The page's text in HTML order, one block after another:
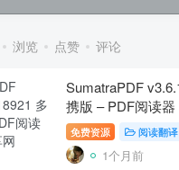
浏览 点赞 评论
SumatraPDF
携版 – PDF阅读器
免费资源 阅读翻译
1个月前